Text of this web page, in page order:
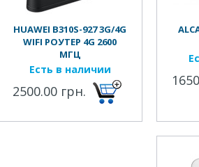
HUAWEI B310S-927 3G/4G
WIFI РОУТЕР 4G 2600
МГЦ
Есть в наличии
2500.00 грн.